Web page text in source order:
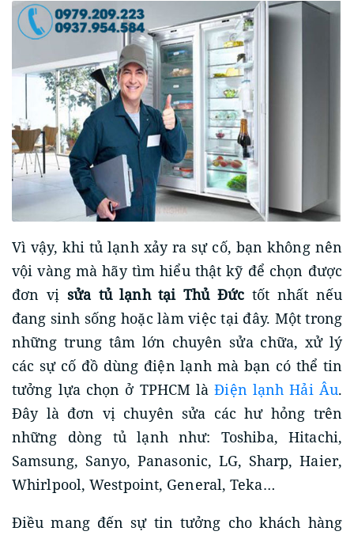
Vì vậy, khi tủ lạnh xảy ra sự cố, bạn không nên
vội vàng mà hãy tìm hiểu thật kỹ để chọn được
đơn vị sửa tủ lạnh tại Thủ Đức tốt nhất nếu
đang sinh sống hoặc làm việc tại đây. Một trong
những trung tâm lớn chuyên sửa chữa, xử lý
các sự cố đồ dùng điện lạnh mà bạn có thể tin
tưởng lựa chọn ở TPHCM làĐiện lạnh Hải Âu.
Đây là đơn vị chuyên sửa các hư hỏng trên
những dòng tủ lạnh như: Toshiba, Hitachi,
Samsung, Sanyo, Panasonic, LG, Sharp, Haier,
Whirlpool, Westpoint, General, Teka…
Điều mang đến sự tin tưởng cho khách hàng